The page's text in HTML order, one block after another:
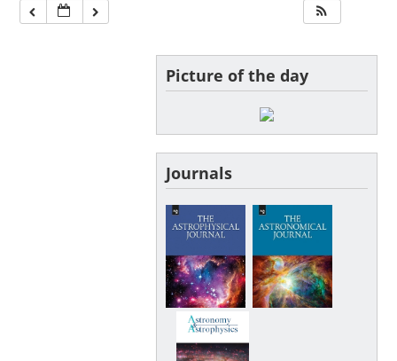
Picture of the day
Journals